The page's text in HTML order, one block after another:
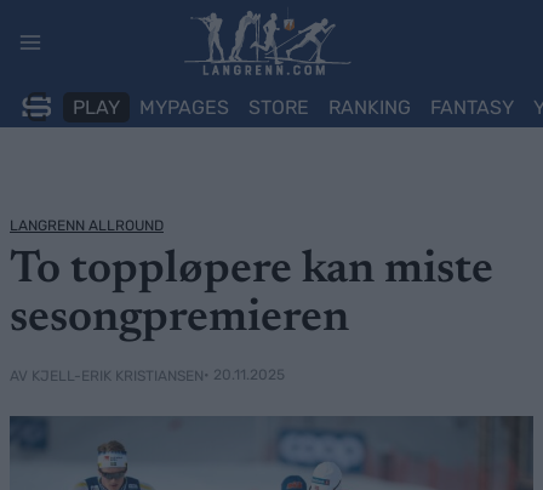
PLAY MYPAGES STORE RANKING FANTASY
LANGRENN ALLROUND
To toppløpere kan miste
sesongpremieren
AV KJELL-ERIK KRISTIANSEN• 20.11.2025